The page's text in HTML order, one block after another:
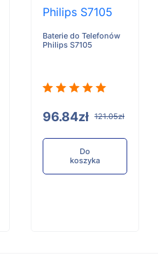
Baterie do Telefonów
Philips S7105
96.84zł 121.05zł
Do
koszyka